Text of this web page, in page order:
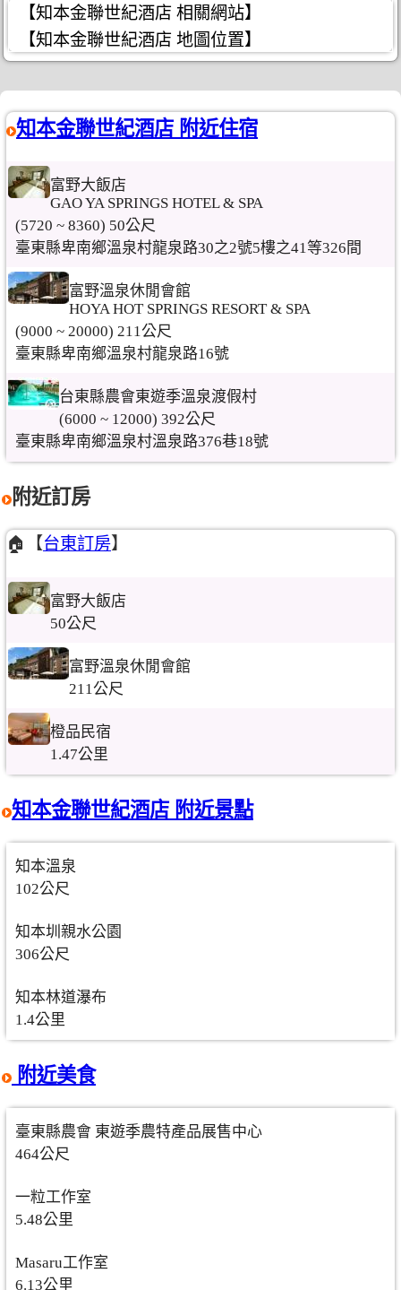
【知本金聯世紀酒店 相關網站】
【知本金聯世紀酒店 地圖位置】
知本金聯世紀酒店 附近住宿
富野大飯店
GAO YA SPRINGS HOTEL & SPA
(5720 ~ 8360) 50公尺
臺東縣卑南鄉溫泉村龍泉路30之2號5樓之41等326間
富野溫泉休閒會館
HOYA HOT SPRINGS RESORT & SPA
(9000 ~ 20000) 211公尺
臺東縣卑南鄉溫泉村龍泉路16號
台東縣農會東遊季溫泉渡假村
(6000 ~ 12000) 392公尺
臺東縣卑南鄉溫泉村溫泉路376巷18號
附近訂房
🏠【台東訂房】
富野大飯店
50公尺
富野溫泉休閒會館
211公尺
橙品民宿
1.47公里
知本金聯世紀酒店 附近景點
知本溫泉
102公尺
知本圳親水公園
306公尺
知本林道瀑布
1.4公里
附近美食
臺東縣農會 東遊季農特產品展售中心
464公尺
一粒工作室
5.48公里
Masaru工作室
6.13公里